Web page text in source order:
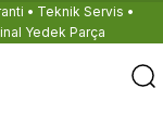
• Teknik Servis •
Yedek Parça